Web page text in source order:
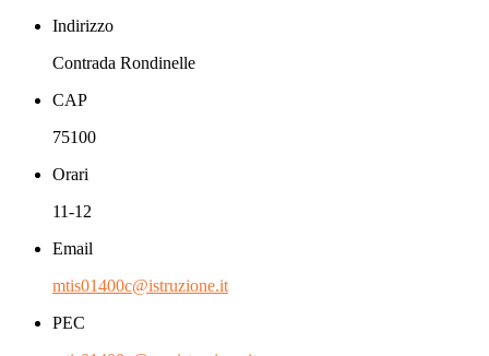
Indirizzo
Contrada Rondinelle
CAP
75100
Orari
11-12
Email
mtis01400c@istruzione.it
PEC